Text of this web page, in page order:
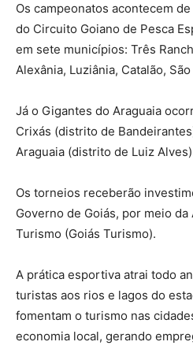
Os campeonatos acontecem
do Circuito Goiano de Pesca
em sete municípios: Três
Alexânia, Luziânia, Catalão,
Já o Gigantes do Araguaia
Crixás (distrito de
Araguaia (distrito de Luiz
Os torneios receberão
Governo de Goiás, por meio da
Turismo (Goiás Turismo).
A prática esportiva atrai todo
turistas aos rios e lagos do
fomentam o turismo nas
economia local, gerando